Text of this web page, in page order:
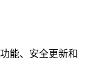
能、安全更新和